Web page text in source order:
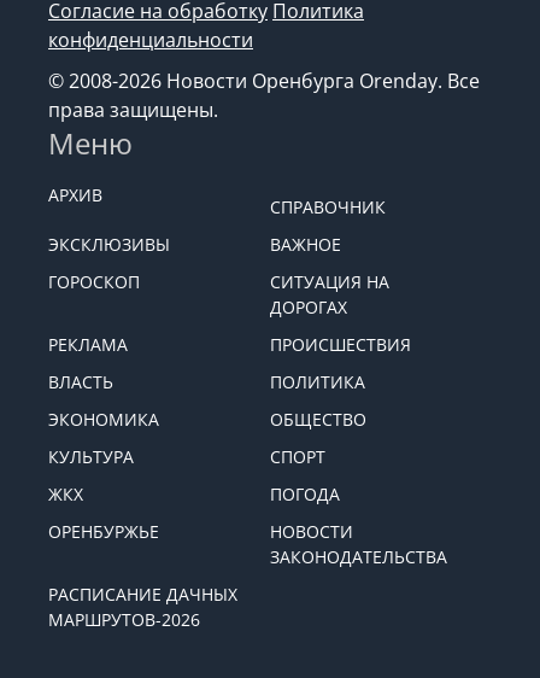
Согласие на обработку Политика
конфиденциальности
© 2008-2026 Новости Оренбурга Orenday. Все
права защищены.
Меню
АРХИВ
СПРАВОЧНИК
ЭКСКЛЮЗИВЫ
ВАЖНОЕ
ГОРОСКОП
СИТУАЦИЯ НА
ДОРОГАХ
РЕКЛАМА
ПРОИСШЕСТВИЯ
ВЛАСТЬ
ПОЛИТИКА
ЭКОНОМИКА
ОБЩЕСТВО
КУЛЬТУРА
СПОРТ
ЖКХ
ПОГОДА
ОРЕНБУРЖЬЕ
НОВОСТИ
ЗАКОНОДАТЕЛЬСТВА
РАСПИСАНИЕ ДАЧНЫХ
МАРШРУТОВ-2026